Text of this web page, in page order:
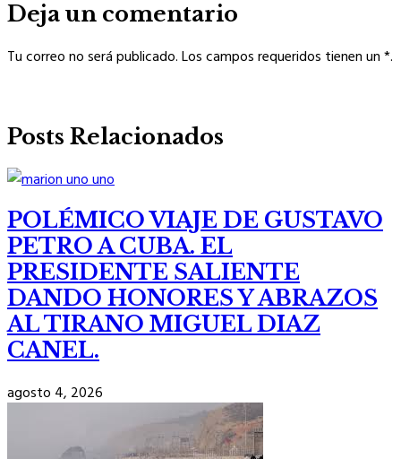
Deja un comentario
Tu correo no será publicado. Los campos requeridos tienen un *.
Posts Relacionados
POLÉMICO VIAJE DE GUSTAVO
PETRO A CUBA. EL
PRESIDENTE SALIENTE
DANDO HONORES Y ABRAZOS
AL TIRANO MIGUEL DIAZ
CANEL.
agosto 4, 2026